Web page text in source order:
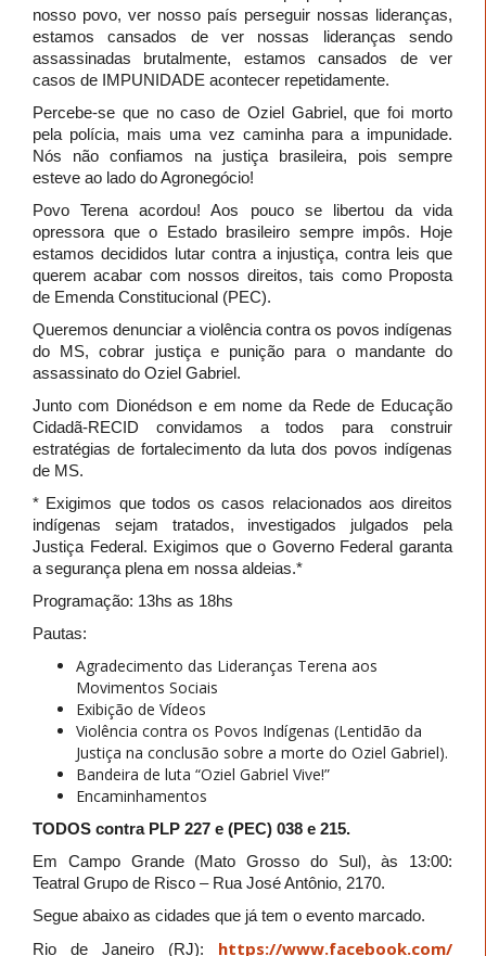
nosso povo, ver nosso país perseguir nossas lideranças,
estamos cansados de ver nossas lideranças sendo
assassinadas brutalmente, estamos cansados de ver
casos de IMPUNIDADE acontecer repetidamente.
Percebe-se que no caso de Oziel Gabriel, que foi morto
pela polícia, mais uma vez caminha para a impunidade.
Nós não confiamos na justiça brasileira, pois sempre
esteve ao lado do Agronegócio!
Povo Terena acordou! Aos pouco se libertou da vida
opressora que o Estado brasileiro sempre impôs. Hoje
estamos decididos lutar contra a injustiça, contra leis que
querem acabar com nossos direitos, tais como Proposta
de Emenda Constitucional (PEC).
Queremos denunciar a violência contra os povos indígenas
do MS, cobrar justiça e punição para o mandante do
assassinato do Oziel Gabriel.
Junto com Dionédson e em nome da Rede de Educação
Cidadã-RECID convidamos a todos para construir
estratégias de fortalecimento da luta dos povos indígenas
de MS.
* Exigimos que todos os casos relacionados aos direitos
indígenas sejam tratados, investigados julgados pela
Justiça Federal. Exigimos que o Governo Federal garanta
a segurança plena em nossa aldeias.*
Programação: 13hs as 18hs
Pautas:
Agradecimento das Lideranças Terena aos
Movimentos Sociais
Exibição de Vídeos
Violência contra os Povos Indígenas (Lentidão da
Justiça na conclusão sobre a morte do Oziel Gabriel).
Bandeira de luta “Oziel Gabriel Vive!”
Encaminhamentos
TODOS contra PLP 227 e (PEC) 038 e 215.
Em Campo Grande (Mato Grosso do Sul), às 13:00:
Teatral Grupo de Risco – Rua José Antônio, 2170.
Segue abaixo as cidades que já tem o evento marcado.
Rio de Janeiro (RJ): https://www.facebook.com/